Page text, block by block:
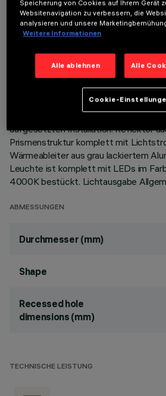
TECHNISCHE DATEN
BESCHREIBUNG
Festinstallierte Rundleuchte für den
Lichtquellen mit CoB-Technologie.
aufgesetzten Installation. Reflektor
Prismenstruktur komplett mit
Wärmeableiter aus grau lackiertem
Leuchte ist komplett mit LEDs im
4000K bestückt. Lichtausgabe
ABMESSUNGEN
Durchmesser (mm)
Shape
Recessed hole
dimensions (mm)
TECHNISCHE LEISTUNG
Speicherung von Cookies auf Ihrem Gerät
Websitenavigation zu verbessern, die
analysieren und unsere
Weitere Informationen
Alle ablehnen Alle
Cookie-